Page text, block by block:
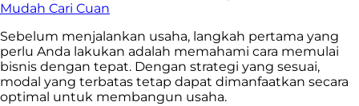
Mudah Cari Cuan
Sebelum menjalankan usaha, langkah pertama yang
perlu Anda lakukan adalah memahami cara memulai
bisnis dengan tepat. Dengan strategi yang sesuai,
modal yang terbatas tetap dapat dimanfaatkan secara
optimal untuk membangun usaha.